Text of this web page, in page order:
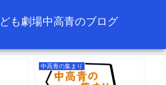
も劇場中高青のブログ
中高青の集まり